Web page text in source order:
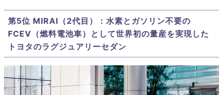
第5位 MIRAI（2代目）：水素とガソリン不要の
FCEV（燃料電池車）として世界初の量産を実現した
トヨタのラグジュアリーセダン